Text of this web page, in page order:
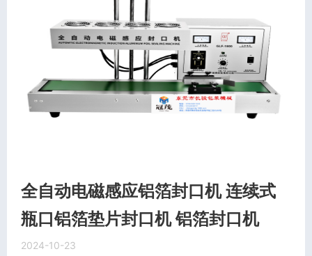
全自动电磁感应铝箔封口机 连续式
瓶口铝箔垫片封口机 铝箔封口机
2024-10-23